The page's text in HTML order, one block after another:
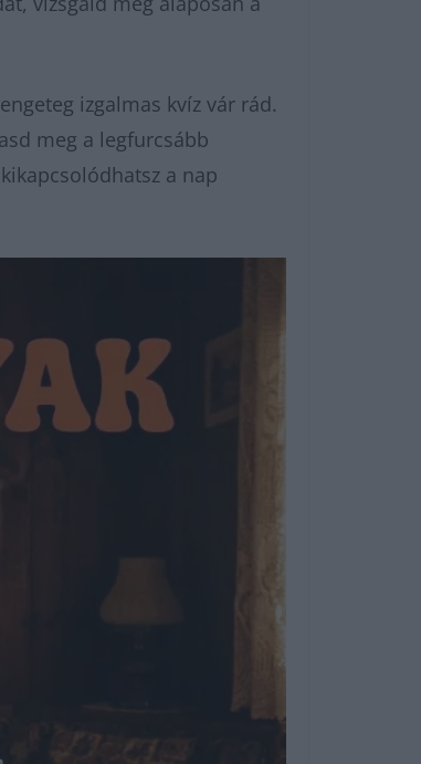
izgalmas kvíz vár rád.
meg a legfurcsább
a nap